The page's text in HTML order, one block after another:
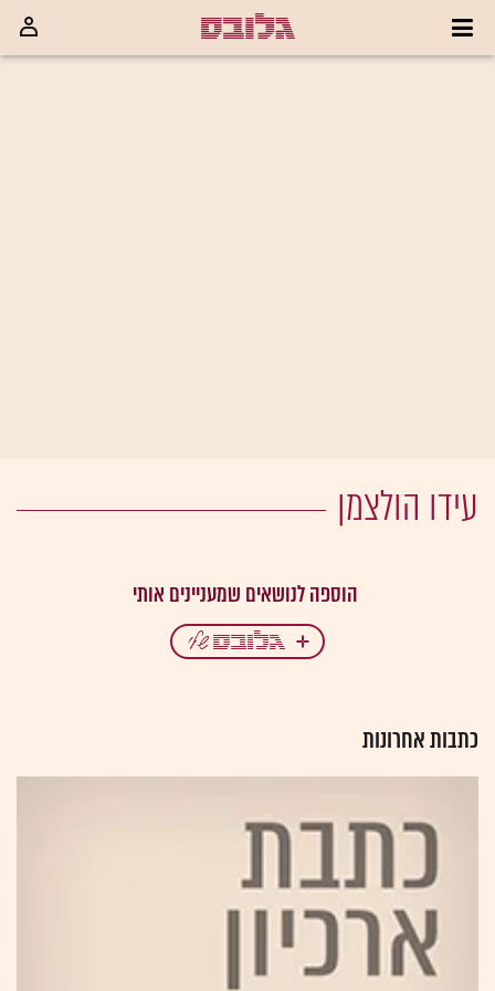
עידו הולצמן
כתבות אחרונות